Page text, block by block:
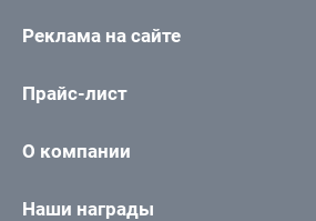
Реклама на сайте
Прайс-лист
О компании
Наши награды